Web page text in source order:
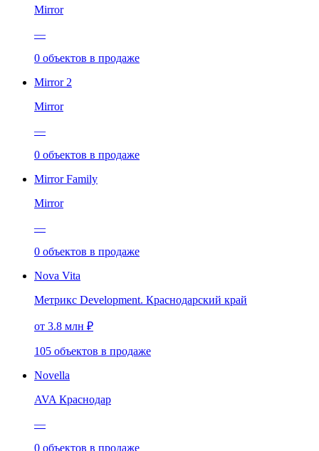
Mirror
—
0 объектов в продаже
Mirror 2
Mirror
—
0 объектов в продаже
Mirror Family
Mirror
—
0 объектов в продаже
Nova Vita
Метрикс Development. Краснодарский край
от 3.8 млн ₽
105 объектов в продаже
Novella
AVA Краснодар
—
0 объектов в продаже